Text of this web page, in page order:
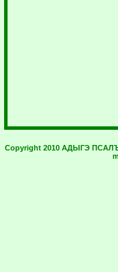
Copyright 2010 АДЫГЭ